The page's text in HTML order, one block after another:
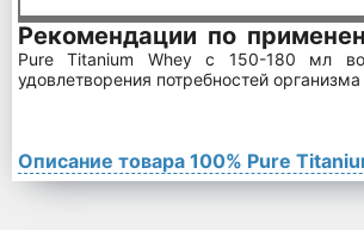
Рекомендации по
Pure Titanium Whey с 150-180 мл
удовлетворения потребностей организма
Описание товара 100% Pure